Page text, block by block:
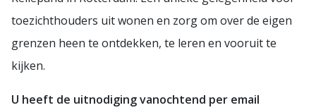
toezichthouders uit wonen en zorg om over de eigen
grenzen heen te ontdekken, te leren en vooruit te
kijken.
U heeft de uitnodiging vanochtend per email